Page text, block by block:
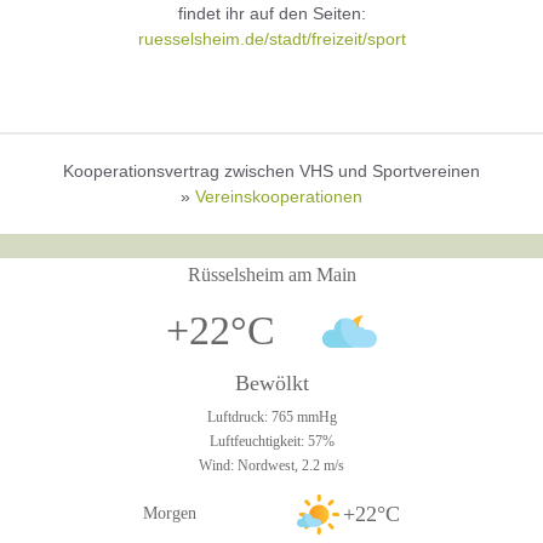
findet ihr auf den Seiten:
ruesselsheim.de/stadt/freizeit/sport
Kooperationsvertrag zwischen VHS und Sportvereinen
» Vereinskooperationen
Rüsselsheim am Main
+22°C
Bewölkt
Luftdruck: 765 mmHg
Luftfeuchtigkeit: 57%
Wind: Nordwest, 2.2 m/s
Morgen +22°C